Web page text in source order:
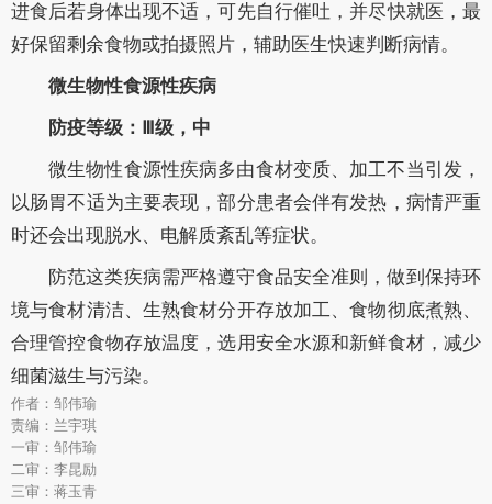
进食后若身体出现不适，可先自行催吐，并尽快就医，最
好保留剩余食物或拍摄照片，辅助医生快速判断病情。
微生物性食源性疾病
防疫等级： Ⅲ级，中
微生物性食源性疾病多由食材变质、加工不当引发，
以肠胃不适为主要表现，部分患者会伴有发热，病情严重
时还会出现脱水、电解质紊乱等症状。
防范这类疾病需严格遵守食品安全准则，做到保持环
境与食材清洁、生熟食材分开存放加工、食物彻底煮熟、
合理管控食物存放温度，选用安全水源和新鲜食材，减少
细菌滋生与污染。
作者：邹伟瑜
责编：兰宇琪
一审：邹伟瑜
二审：李昆励
三审：蒋玉青